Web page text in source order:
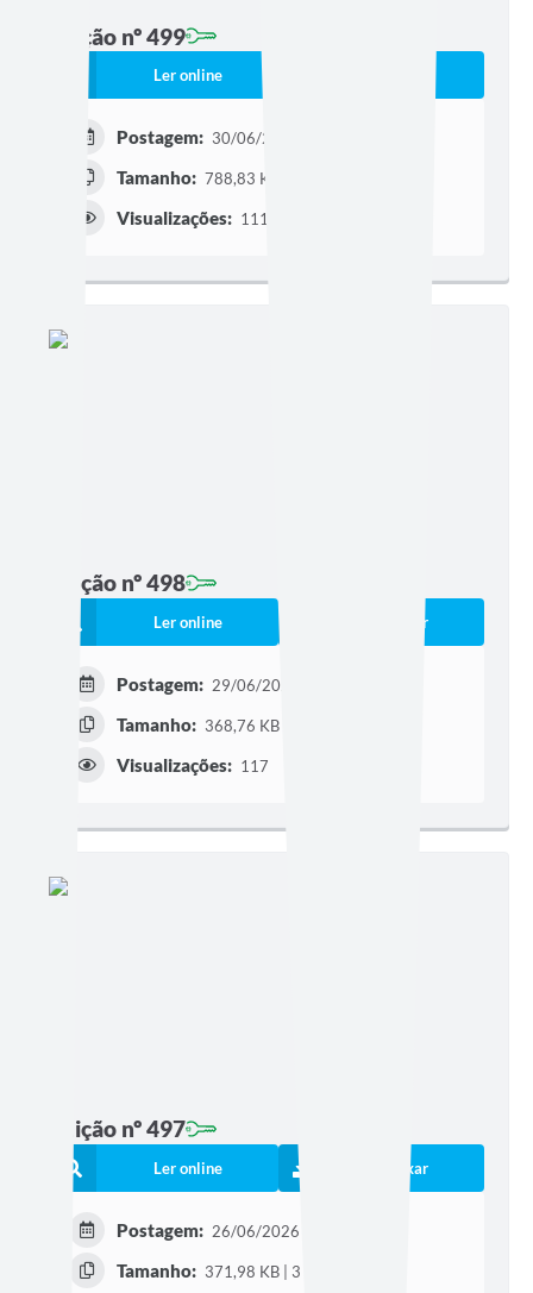
Edição nº 499
Ler online
Postagem: 30/06/2026 às 16h33
Tamanho: 788,83 KB | 3 páginas
Visualizações: 111
Edição nº 498
Ler online Baixar
Postagem: 29/06/2026 às 11h09
Tamanho: 368,76 KB | 3 páginas
Visualizações: 117
Edição nº 497
Ler online Baixar
Postagem: 26/06/2026 às 08h35
Tamanho: 371,98 KB | 3 páginas